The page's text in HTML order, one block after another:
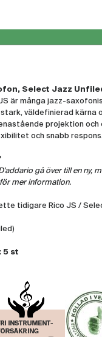
Jazz Tenorsax
4M
Select Jazz
är många jazz-
stark, väldefinierad kärna
projektion
och snabb
gå över till en ny,
för mer information.
tidigare Rico JS /
5 st